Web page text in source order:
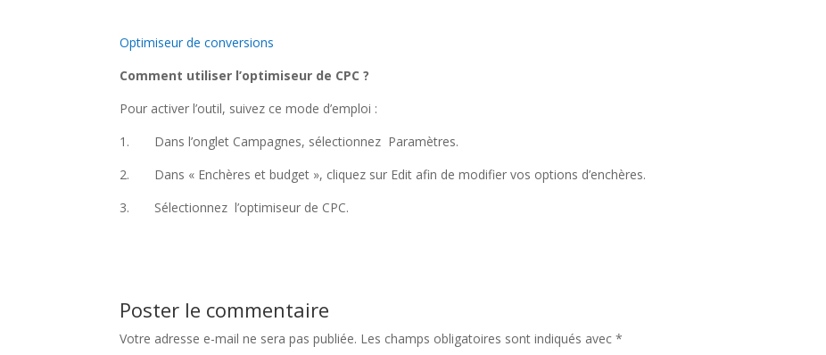
Optimiseur de conversions
Comment utiliser l’optimiseur de CPC ?
Pour activer l’outil, suivez ce mode d’emploi :
1. Dans l’onglet Campagnes, sélectionnez Paramètres.
2. Dans « Enchères et budget », cliquez sur Edit afin de modifier vos options d’enchères.
3. Sélectionnez l’optimiseur de CPC.
Poster le commentaire
Votre adresse e-mail ne sera pas publiée. Les champs obligatoires sont indiqués avec*